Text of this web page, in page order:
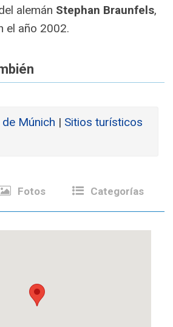
alemán Stephan Braunfels,
el año 2002.
Múnich | Sitios turísticos
Fotos Categorías